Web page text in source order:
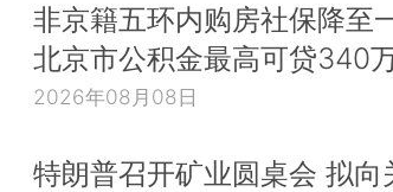
非京籍五环内购房社保降至
北京市公积金最高可贷340
2026年08月08日
特朗普召开矿业圆桌会 拟向